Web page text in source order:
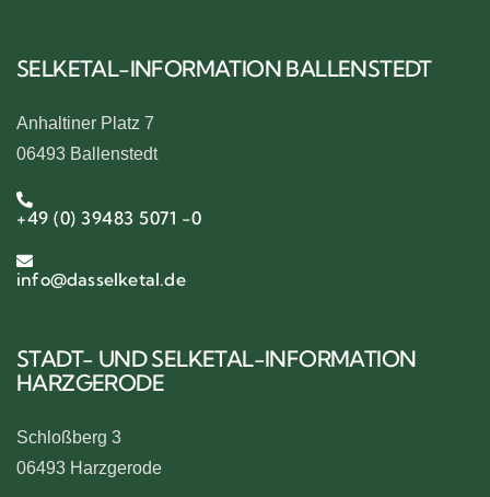
SELKETAL-INFORMATION BALLENSTEDT
Anhaltiner Platz 7
06493 Ballenstedt
+49 (0) 39483 5071 -0
info@dasselketal.de
STADT- UND SELKETAL-INFORMATION
HARZGERODE
Schloßberg 3
06493 Harzgerode